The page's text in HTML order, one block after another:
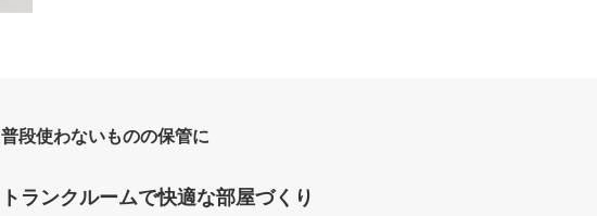
普段使わないものの保管に
トランクルームで快適な部屋づくり